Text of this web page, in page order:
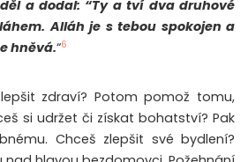
a dodal: “Ty a tví dva druhové
Alláh je s tebou spokojen a
hněvá.“6
zdraví? Potom pomož tomu,
si udržet či získat bohatství? Pak
Chceš zlepšit své bydlení?